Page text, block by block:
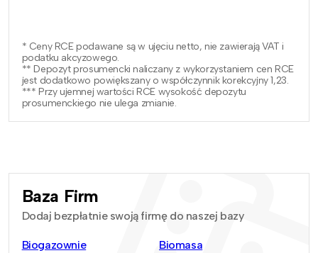
* Ceny RCE podawane są w ujęciu netto, nie zawierają VAT i
podatku akcyzowego.
** Depozyt prosumencki naliczany z wykorzystaniem cen RCE
jest dodatkowo powiększany o współczynnik korekcyjny 1,23.
*** Przy ujemnej wartości RCE wysokość depozytu
prosumenckiego nie ulega zmianie.
Baza Firm
Dodaj bezpłatnie swoją firmę do naszej bazy
Biogazownie
Biomasa